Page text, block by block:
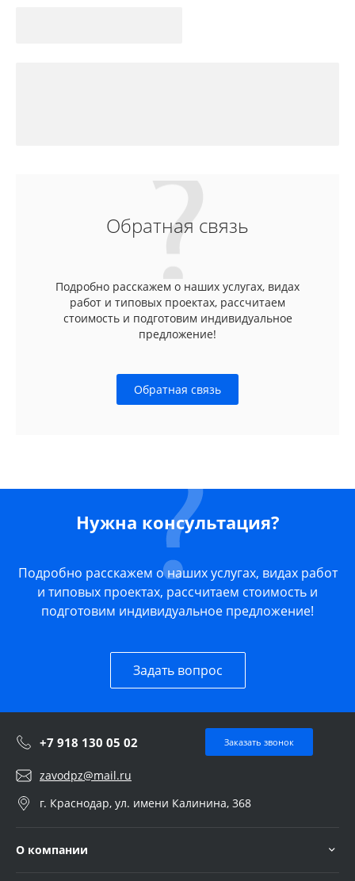
Обратная связь
Подробно расскажем о наших услугах, видах
работ и типовых проектах, рассчитаем
стоимость и подготовим индивидуальное
предложение!
Обратная связь
Нужна консультация?
Подробно расскажем о наших услугах, видах работ
и типовых проектах, рассчитаем стоимость и
подготовим индивидуальное предложение!
Задать вопрос
+7 918 130 05 02 Заказать звонок
zavodpz@mail.ru
г. Краснодар, ул. имени Калинина, 368
О компании